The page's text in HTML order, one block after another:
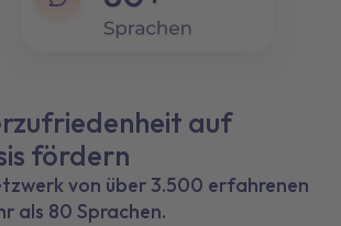
auf
fördern
von über 3.500 erfahrenen
als 80 Sprachen.